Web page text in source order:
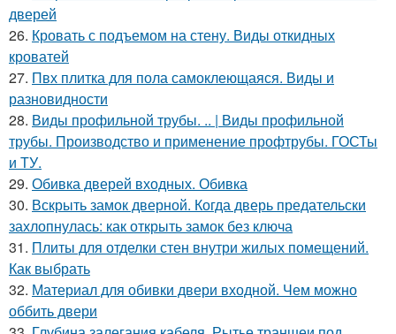
дверей
26. Кровать с подъемом на стену. Виды откидных
кроватей
27. Пвх плитка для пола самоклеющаяся. Виды и
разновидности
28. Виды профильной трубы. .. | Виды профильной
трубы. Производство и применение профтрубы. ГОСТы
и ТУ.
29. Обивка дверей входных. Обивка
30. Вскрыть замок дверной. Когда дверь предательски
захлопнулась: как открыть замок без ключа
31. Плиты для отделки стен внутри жилых помещений.
Как выбрать
32. Материал для обивки двери входной. Чем можно
оббить двери